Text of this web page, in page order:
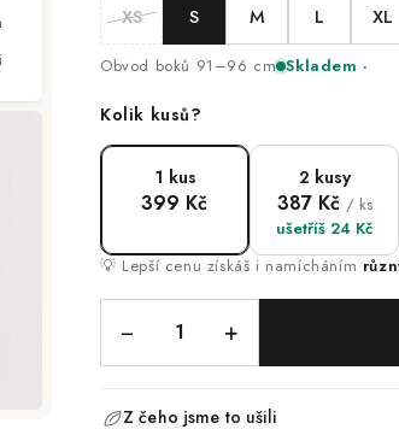
XS S M L XL
Obvod boků 91–96 cm Skladem ·
Kolik kusů?
1 kus
399 Kč
2 kusy
387 Kč / ks
ušetříš 24 Kč
💡 Lepší cenu získáš i namícháním
− +
Z čeho jsme to ušili